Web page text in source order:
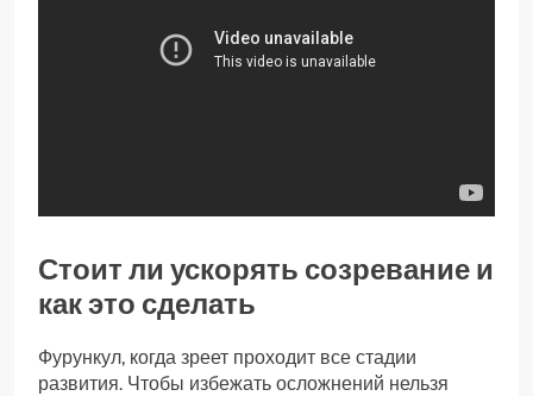
Стоит ли ускорять созревание и
как это сделать
Фурункул, когда зреет проходит все стадии
развития. Чтобы избежать осложнений нельзя